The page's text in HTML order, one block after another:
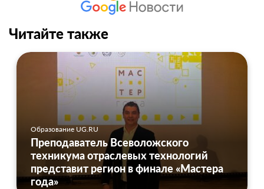
Читайте также
Образование UG.RU
Преподаватель Всеволожского
техникума отраслевых технологий
представит регион в финале «Мастера
года»